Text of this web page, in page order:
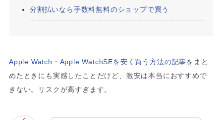
分割払いなら手数料無料のショップで買う
Apple Watch・Apple WatchSEを安く買う方法の記事をまと
めたときにも実感したことだけど、激安は本当におすすめで
きない。リスクが高すぎます。